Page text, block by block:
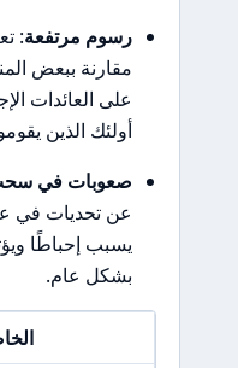
رسوم مرتفعة
مقارنة ببعض
على العائدات
أولئك الذين
صعوبات في
عن تحديات في
يسبب إحباطًا
بشكل عام.